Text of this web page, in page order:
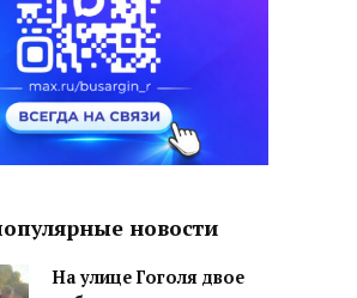
новости
На улице Гоголя двое